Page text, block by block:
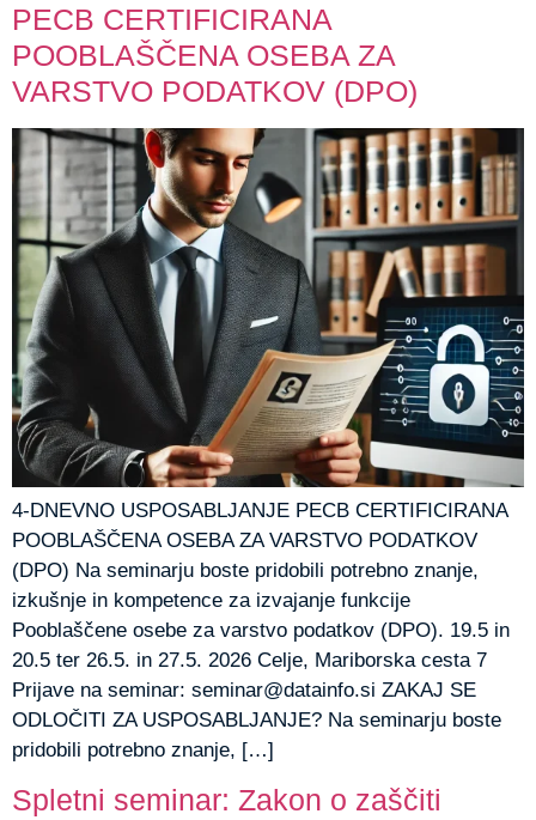
PECB CERTIFICIRANA
POOBLAŠČENA OSEBA ZA
VARSTVO PODATKOV (DPO)
4-DNEVNO USPOSABLJANJE PECB CERTIFICIRANA
POOBLAŠČENA OSEBA ZA VARSTVO PODATKOV
(DPO) Na seminarju boste pridobili potrebno znanje,
izkušnje in kompetence za izvajanje funkcije
Pooblaščene osebe za varstvo podatkov (DPO). 19.5 in
20.5 ter 26.5. in 27.5. 2026 Celje, Mariborska cesta 7
Prijave na seminar: seminar@datainfo.si ZAKAJ SE
ODLOČITI ZA USPOSABLJANJE? Na seminarju boste
pridobili potrebno znanje, […]
Spletni seminar: Zakon o zaščiti